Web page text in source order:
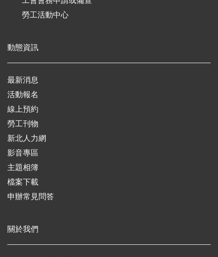
勞工活動中心
動態資訊
最新消息
活動報名
線上預約
勞工刊物
新北人力網
影音專區
主題相簿
檔案下載
申辦常見問答
關於我們